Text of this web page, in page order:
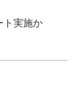
ト実施か